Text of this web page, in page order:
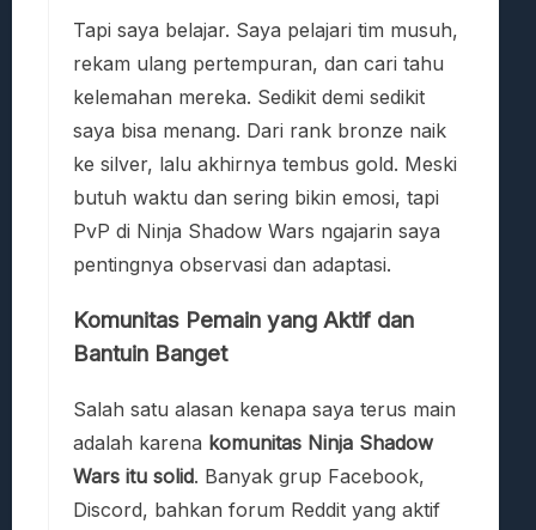
Tapi saya belajar. Saya pelajari tim musuh,
rekam ulang pertempuran, dan cari tahu
kelemahan mereka. Sedikit demi sedikit
saya bisa menang. Dari rank bronze naik
ke silver, lalu akhirnya tembus gold. Meski
butuh waktu dan sering bikin emosi, tapi
PvP di Ninja Shadow Wars ngajarin saya
pentingnya observasi dan adaptasi.
Komunitas Pemain yang Aktif dan
Bantuin Banget
Salah satu alasan kenapa saya terus main
adalah karena komunitas Ninja Shadow
Wars itu solid. Banyak grup Facebook,
Discord, bahkan forum Reddit yang aktif